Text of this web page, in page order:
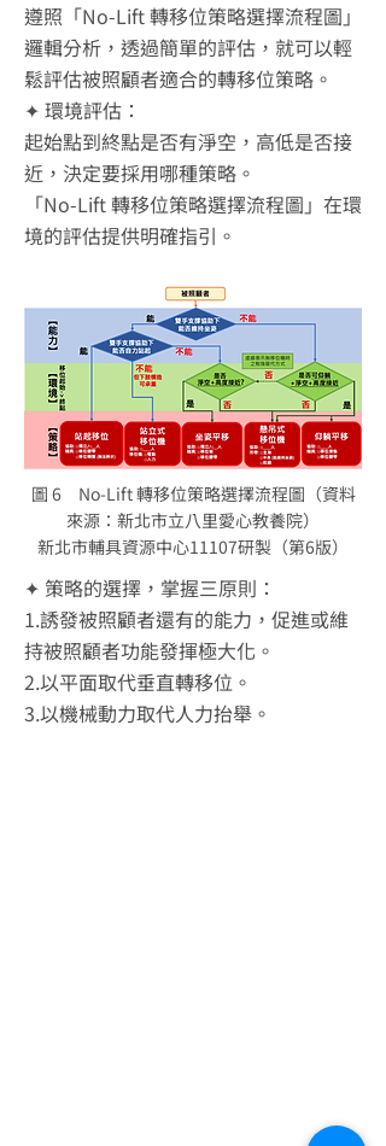
遵照「No-Lift 轉移位策略選擇流程圖」
邏輯分析，透過簡單的評估，就可以輕
鬆評估被照顧者適合的轉移位策略。
✦ 環境評估：
起始點到終點是否有淨空，高低是否接
近，決定要採用哪種策略。
「No-Lift 轉移位策略選擇流程圖」在環
境的評估提供明確指引。
圖 6 No-Lift 轉移位策略選擇流程圖（資料
來源：新北市立八里愛心教養院）
新北市輔具資源中心11107研製（第6版）
✦ 策略的選擇，掌握三原則：
1.誘發被照顧者還有的能力，促進或維
持被照顧者功能發揮極大化。
2.以平面取代垂直轉移位。
3.以機械動力取代人力抬舉。